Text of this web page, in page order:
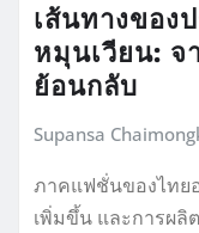
เส้นทางของ
หมุนเวียน: จ
ย้อนกลับ
Supansa
ภาคแฟชั่นของไทย
เพิ่มขึ้น และการผลิ